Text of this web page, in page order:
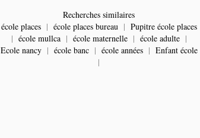
Recherches similaires
école places | école places bureau | Pupitre école places
| école mullca | école maternelle | école adulte |
Ecole nancy | école banc | école années | Enfant école
|